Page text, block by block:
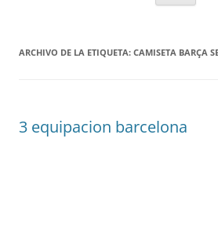
ARCHIVO DE LA ETIQUETA: CAMISETA BARÇA
3 equipacion barcelona